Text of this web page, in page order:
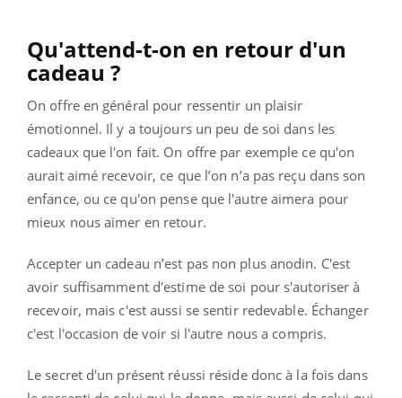
Qu'attend-t-on en retour d'un
cadeau ?
On offre en général pour ressentir un plaisir
émotionnel. Il y a toujours un peu de soi dans les
cadeaux que l'on fait. On offre par exemple ce qu'on
aurait aimé recevoir, ce que l’on n’a pas reçu dans son
enfance, ou ce qu'on pense que l'autre aimera pour
mieux nous aimer en retour.
Accepter un cadeau n’est pas non plus anodin. C'est
avoir suffisamment d'estime de soi pour s'autoriser à
recevoir, mais c'est aussi se sentir redevable. Échanger
c'est l'occasion de voir si l'autre nous a compris.
Le secret d'un présent réussi réside donc à la fois dans